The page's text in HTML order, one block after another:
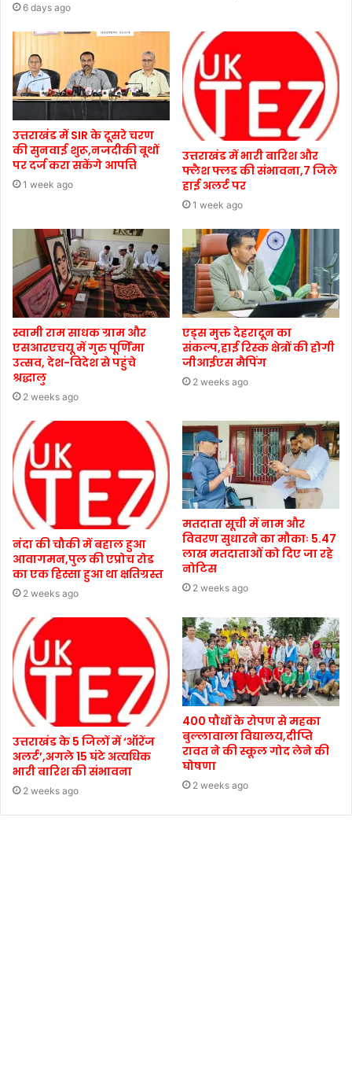
6 days ago
उत्तराखंड में SIR के दूसरे चरण
की सुनवाई शुरू,नजदीकी बूथों
पर दर्ज करा सकेंगे आपत्ति
1 week ago
उत्तराखंड में भारी बारिश और
फ्लैश फ्लड की संभावना,7 जिले
हाई अलर्ट पर
1 week ago
स्वामी राम साधक ग्राम और
एसआरएचयू में गुरु पूर्णिमा
उत्सव, देश-विदेश से पहुंचे
श्रद्धालु
2 weeks ago
एड्स मुक्त देहरादून का
संकल्प,हाई रिस्क क्षेत्रों की होगी
जीआईएस मैपिंग
2 weeks ago
नंदा की चौकी में बहाल हुआ
आवागमन,पुल की एप्रोच रोड
का एक हिस्सा हुआ था क्षतिग्रस्त
2 weeks ago
मतदाता सूची में नाम और
विवरण सुधारने का मौकाः 5.47
लाख मतदाताओं को दिए जा रहे
नोटिस
2 weeks ago
उत्तराखंड के 5 जिलों में ‘ऑरेंज
अलर्ट’,अगले 15 घंटे अत्यधिक
भारी बारिश की संभावना
2 weeks ago
400 पौधों के रोपण से महका
बुल्लावाला विद्यालय,दीप्ति
रावत ने की स्कूल गोद लेने की
घोषणा
2 weeks ago